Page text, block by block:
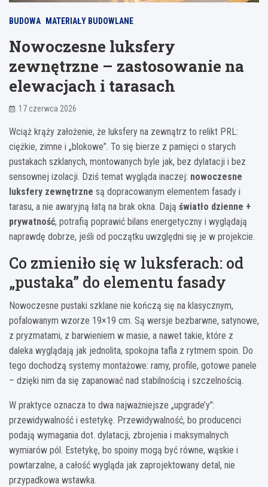
BUDOWA MATERIAŁY BUDOWLANE
Nowoczesne luksfery
zewnętrzne – zastosowanie na
elewacjach i tarasach
17 czerwca 2026
Wciąż krąży założenie, że luksfery na zewnątrz to relikt PRL:
ciężkie, zimne i „blokowe”. To się bierze z pamięci o starych
pustakach szklanych, montowanych byle jak, bez dylatacji i bez
sensownej izolacji. Dziś temat wygląda inaczej: nowoczesne
luksfery zewnętrzne są dopracowanym elementem fasady i
tarasu, a nie awaryjną łatą na brak okna. Dają światło dzienne +
prywatność, potrafią poprawić bilans energetyczny i wyglądają
naprawdę dobrze, jeśli od początku uwzględni się je w projekcie.
Co zmieniło się w luksferach: od
„pustaka” do elementu fasady
Nowoczesne pustaki szklane nie kończą się na klasycznym,
pofalowanym wzorze 19×19 cm. Są wersje bezbarwne, satynowe,
z pryzmatami, z barwieniem w masie, a nawet takie, które z
daleka wyglądają jak jednolita, spokojna tafla z rytmem spoin. Do
tego dochodzą systemy montażowe: ramy, profile, gotowe panele
– dzięki nim da się zapanować nad stabilnością i szczelnością.
W praktyce oznacza to dwa najważniejsze „upgrade’y”:
przewidywalność i estetykę. Przewidywalność, bo producenci
podają wymagania dot. dylatacji, zbrojenia i maksymalnych
wymiarów pól. Estetykę, bo spoiny mogą być równe, wąskie i
powtarzalne, a całość wygląda jak zaprojektowany detal, nie
przypadkowa wstawka.